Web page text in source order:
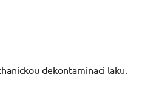
dekontaminaci laku.